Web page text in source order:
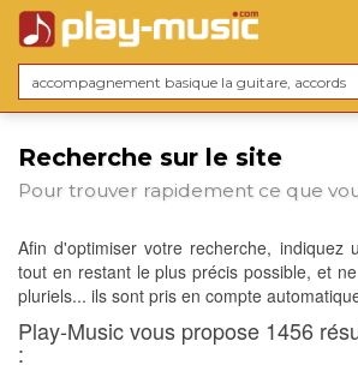
Recherche sur le site
Pour trouver rapidement ce que
Afin d'optimiser votre recherche, indiquez
tout en restant le plus précis possible, et
pluriels... ils sont pris en compte
Play-Music vous propose 1456
: